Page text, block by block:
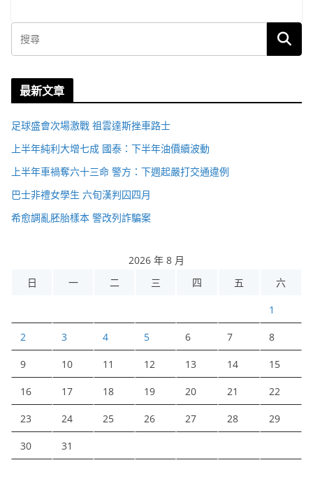
最新文章
足球盛會次場激戰 祖雲達斯挫車路士
上半年純利大增七成 國泰：下半年油價續波動
上半年車禍奪六十三命 警方：下週起嚴打交通違例
巴士非禮女學生 六旬漢判囚四月
希愈調亂胚胎樣本 警改列詐騙案
2026 年 8 月
日
一 二 三 四 五 六
1
2 3 4 5 6 7 8
9 10 11 12 13 14 15
16 17 18 19 20 21 22
23 24 25 26 27 28 29
30 31